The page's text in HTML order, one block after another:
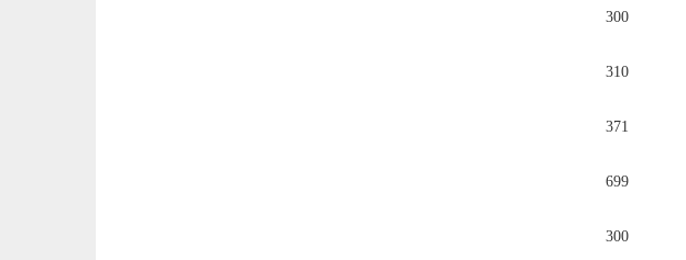
300
310
371
699
300